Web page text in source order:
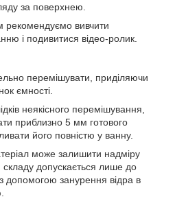
за поверхнею.
рекомендуємо вивчити
і подивитися відео-ролик.
перемішувати, приділяючи
ємності.
неякісного перемішування,
приблизно 5 мм готового
його повністю у ванну.
може залишити надміру
допускається лише до
допомогою занурення відра в